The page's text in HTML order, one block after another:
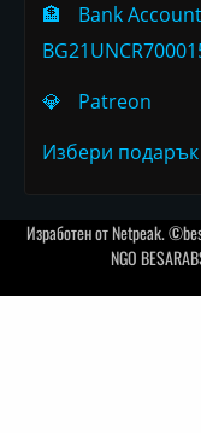
🏦
Bank
💎
Patreon
Избери
Изработен отNetpeak.
NGO